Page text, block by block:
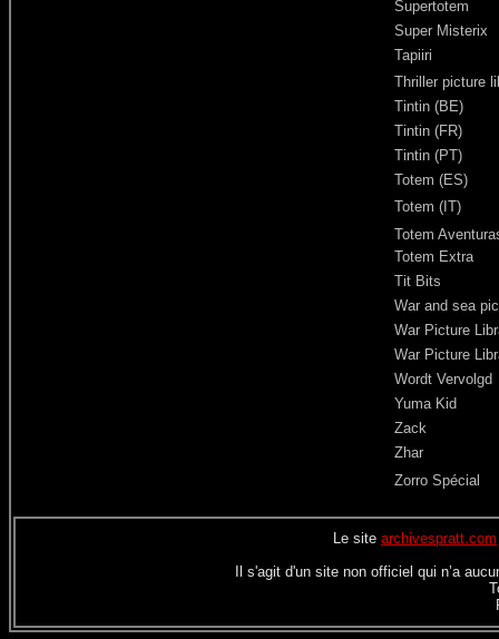
Supertotem
Super Misterix
Tapiiri
Thriller picture
Tintin (BE)
Tintin (FR)
Tintin (PT)
Totem (ES)
Totem (IT)
Totem
Totem Extra
Tit Bits
War and sea
War Picture
War Picture
Wordt Vervolgd
Yuma Kid
Zack
Zhar
Zorro Spécial
Le site archivespratt.com
Il s'agit d'un site non officiel qui n’a